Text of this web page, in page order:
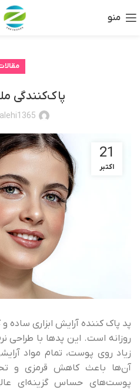
منو
پاک‌کنندگی
21
اکتبر
پد پاک کننده آرایش ابزاری ساده
روزانه است. این پدها با طراحی
زیاد روی پوست، تمام مواد
آن‌ها باعث کاهش قرمزی و
پوست‌های حساس گزینه‌ای